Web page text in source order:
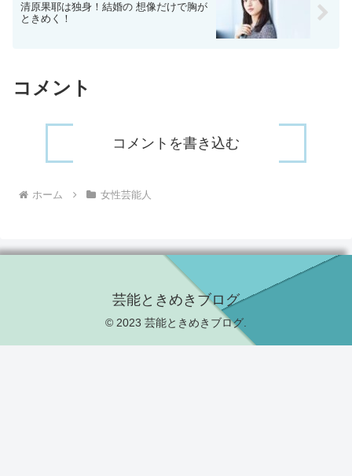
清原果耶は独身！結婚の 想像だけで胸が
ときめく！
コメント
コメントを書き込む
ホーム 女性芸能人
芸能ときめきブログ
© 2023 芸能ときめきブログ.